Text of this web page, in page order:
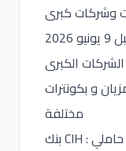
وشركات كبرى
الكبرى
و بكونترات
مختلفة
بنك CIH : حملة توظيف واسعة لفائدة الشباب حاملي